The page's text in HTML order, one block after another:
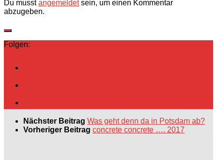
Du musstangemeldetsein, um einen Kommentar
abzugeben.
Folgen:
Nächster Beitrag Was geht denn da in Potsdam ab?
Vorheriger Beitrag concrete concrete …. 2017